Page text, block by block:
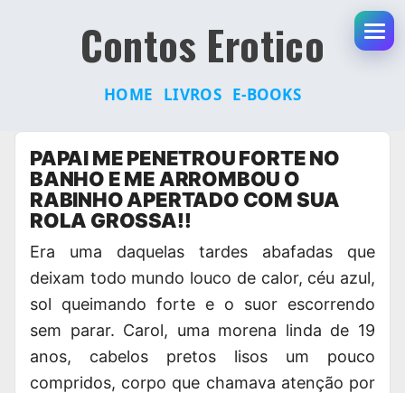
Contos Erotico
HOME LIVROS E-BOOKS
Pular
para
conteúdo
PAPAI ME PENETROU FORTE NO
BANHO E ME ARROMBOU O
RABINHO APERTADO COM SUA
ROLA GROSSA!!
Era uma daquelas tardes abafadas que
deixam todo mundo louco de calor, céu azul,
sol queimando forte e o suor escorrendo
sem parar. Carol, uma morena linda de 19
anos, cabelos pretos lisos um pouco
compridos, corpo que chamava atenção por